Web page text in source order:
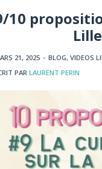
10
21, 2025 - BLOG, VIDEOS
PARLAURENT PERIN